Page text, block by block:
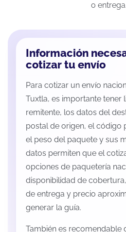
o entrega.
Información
cotizar tu envío
Para cotizar un envío
Tuxtla, es importante tener
remitente, los datos del
postal de origen, el código
el peso del paquete y sus
datos permiten que el
opciones de paquetería
disponibilidad de
de entrega y precio
generar la guía.
También es recomendable